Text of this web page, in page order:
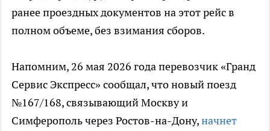
ранее проездных документов на этот рейс в
полном объеме, без взимания сборов.
Напомним, 26 мая 2026 года перевозчик «Гранд
Сервис Экспресс» сообщал, что новый поезд
№167/168, связывающий Москву и
Симферополь через Ростов-на-Дону,начнет